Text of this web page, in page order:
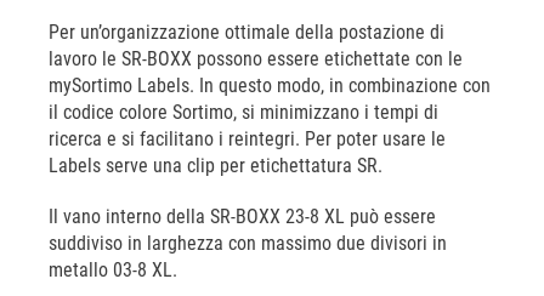
Per un’organizzazione ottimale della postazione di
lavoro le SR-BOXX possono essere etichettate con le
mySortimo Labels. In questo modo, in combinazione con
il codice colore Sortimo, si minimizzano i tempi di
ricerca e si facilitano i reintegri. Per poter usare le
Labels serve una clip per etichettatura SR.
Il vano interno della SR-BOXX 23-8 XL può essere
suddiviso in larghezza con massimo due divisori in
metallo 03-8 XL.